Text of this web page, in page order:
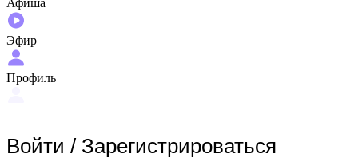
Эфир
Профиль
Войти / Зарегистрироваться